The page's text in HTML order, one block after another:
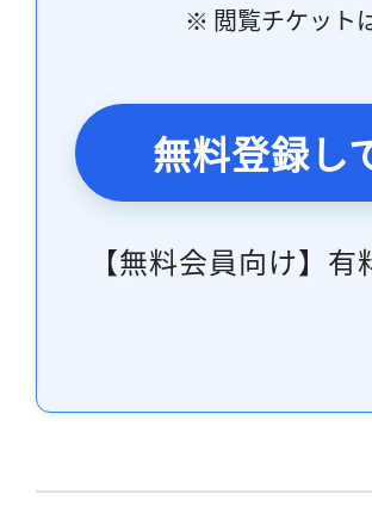
※ 閲覧チケット
無料登録し
【無料会員向け】